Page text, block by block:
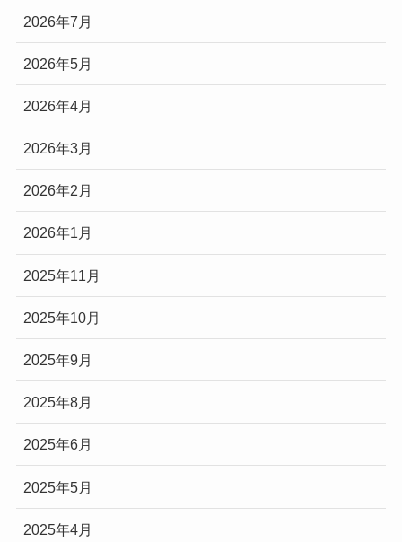
2026年7月
2026年5月
2026年4月
2026年3月
2026年2月
2026年1月
2025年11月
2025年10月
2025年9月
2025年8月
2025年6月
2025年5月
2025年4月